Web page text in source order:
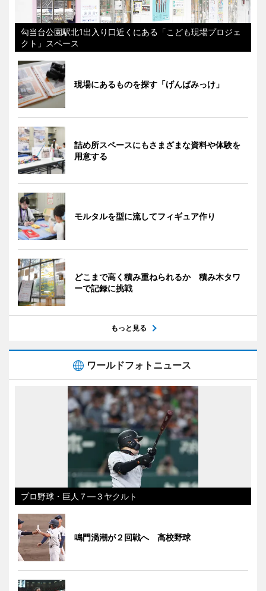
勾当台公園駅北1出入り口近くにある「こども現場プロジェ
クト」スペース
現場にあるものを探す「げんばみっけ」
詰め所スペースにもさまざまな資料や体験を
用意する
モルタルを型に流してフィギュア作り
どこまで高く積み重ねられるか 積み木タワ
ーで記録に挑戦
もっと見る
ワールドフォトニュース
プロ野球・巨人７―３ヤクルト
鳴門渦潮が２回戦へ 高校野球